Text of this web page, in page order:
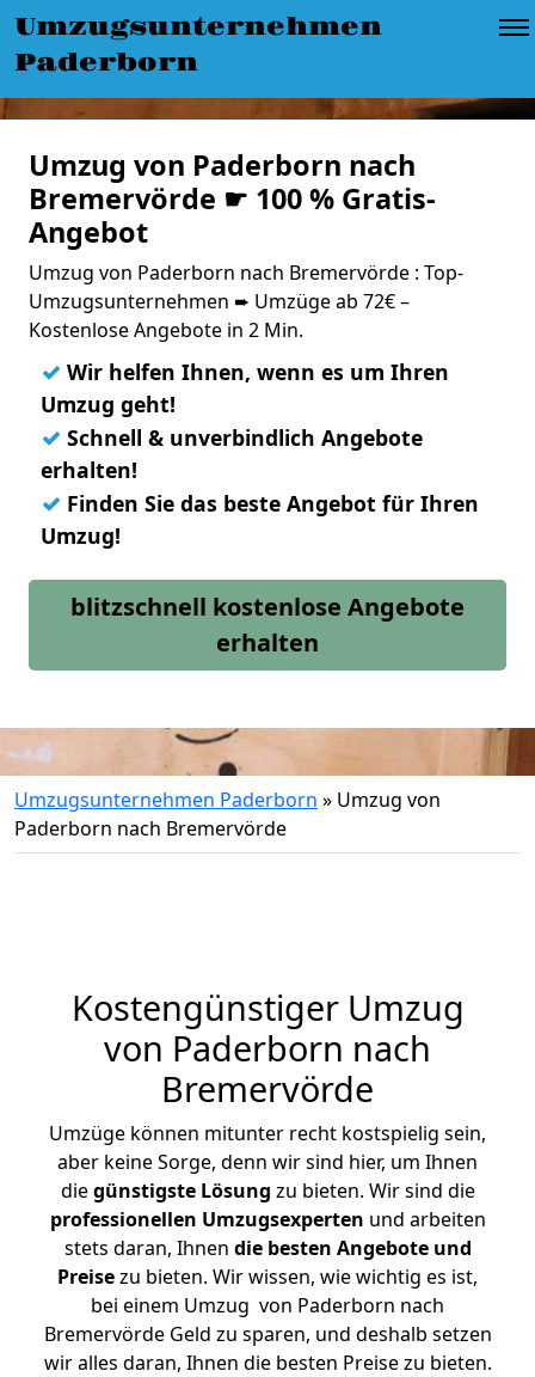
Umzugsunternehmen
Paderborn
Umzug von Paderborn nach
Bremervörde ☛ 100 % Gratis-
Angebot
Umzug von Paderborn nach Bremervörde : Top-
Umzugsunternehmen ➨ Umzüge ab 72€ –
Kostenlose Angebote in 2 Min.
✓ Wir helfen Ihnen, wenn es um Ihren
Umzug geht!
✓ Schnell & unverbindlich Angebote
erhalten!
✓ Finden Sie das beste Angebot für Ihren
Umzug!
blitzschnell kostenlose Angebote
erhalten
Umzugsunternehmen Paderborn » Umzug von
Paderborn nach Bremervörde
Kostengünstiger Umzug
von Paderborn nach
Bremervörde
Umzüge können mitunter recht kostspielig sein,
aber keine Sorge, denn wir sind hier, um Ihnen
diegünstigste Lösung zu bieten. Wir sind die
professionellen Umzugsexperten und arbeiten
stets daran, Ihnen die besten Angebote und
Preisezu bieten. Wir wissen, wie wichtig es ist,
bei einem Umzug von Paderborn nach
Bremervörde Geld zu sparen, und deshalb setzen
wir alles daran, Ihnen die besten Preise zu bieten.